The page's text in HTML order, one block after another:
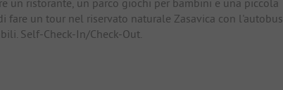
fare un tour nel riservato naturale Zasavica con l'autobus
Self-Check-In/Check-Out.